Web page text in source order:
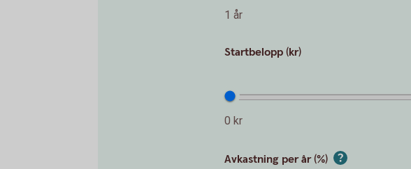
1 år
Startbelopp (kr)
0 kr
Avkastning per år (%)